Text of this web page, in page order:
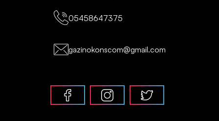
05458647375
gazinokonscom@gmail.com